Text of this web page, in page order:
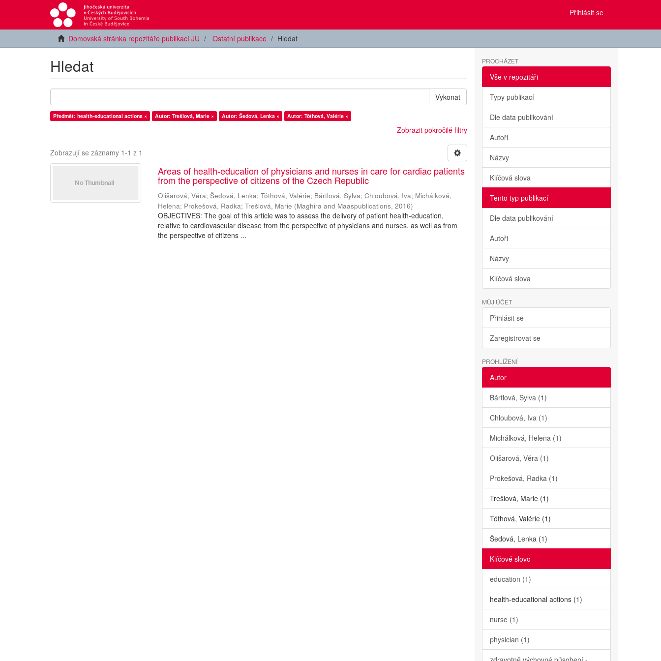
Přihlásit se
Domovská stránka repozitáře publikací JU Ostatní publikace Hledat
Hledat
Vykonat
Předmět: health-educational actions × Autor: Trešlová, Marie × Autor: Šedová, Lenka × Autor: Tóthová, Valérie ×
Zobrazit pokročilé filtry
Zobrazují se záznamy 1-1 z 1
Areas of health-education of physicians and nurses in care for cardiac patients
from the perspective of citizens of the Czech Republic
Olišarová, Věra;Šedová, Lenka;Tóthová, Valérie; Bártlová, Sylva;Chloubová, Iva; Michálková,
Helena; Prokešová, Radka;Trešlová, Marie (Maghira and Maaspublications,2016)
OBJECTIVES: The goal of this article was to assess the delivery of patient health-education,
relative to cardiovascular disease from the perspective of physicians and nurses, as well as from
the perspective of citizens ...
PROCHÁZET
Vše v repozitáři
Typy publikací
Dle data publikování
Autoři
Názvy
Klíčová slova
Tento typ publikací
Dle data publikování
Autoři
Názvy
Klíčová slova
MŮJ ÚČET
Přihlásit se
Zaregistrovat se
PROHLÍŽENÍ
Autor
Bártlová, Sylva (1)
Chloubová, Iva (1)
Michálková, Helena (1)
Olišarová, Věra (1)
Prokešová, Radka (1)
Trešlová, Marie (1)
Tóthová, Valérie (1)
Šedová, Lenka (1)
Klíčové slovo
education (1)
health-educational actions (1)
nurse (1)
physician (1)